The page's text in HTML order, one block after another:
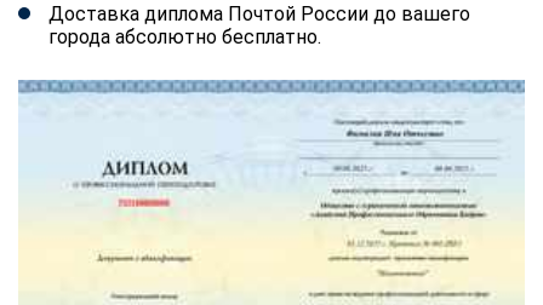
Доставка диплома Почтой России до вашего
города абсолютно бесплатно.